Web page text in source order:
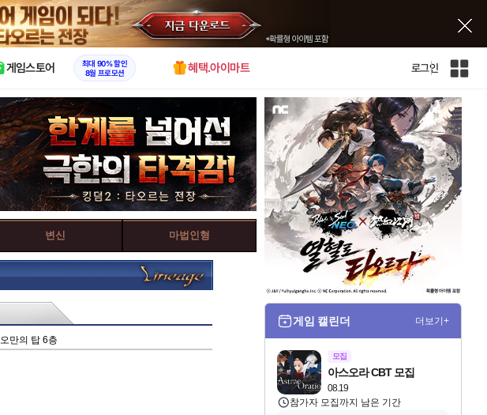
X
게임스토어
최대 90% 할인
8월 프로모션
혜택.아이마트 로그인
인
전
체
사
이
트
변신 마법인형
오만의 탑 6층
게임 캘린더 더보기+
모집
08.19
아스오라 CBT 모집
참가자 모집까지 남은 기간